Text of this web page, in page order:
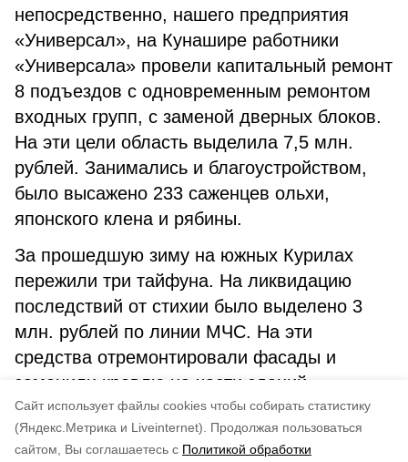
Cайт использует файлы cookies чтобы собирать статистику
(Яндекс.Метрика и Liveinternet).
Продолжая пользоваться
сайтом, Вы соглашаетесь с Политикой обработки
непосредственно, нашего предприятия
«Универсал», на Кунашире работники
«Универсала» провели капитальный ремонт
8 подъездов с одновременным ремонтом
входных групп, с заменой дверных блоков.
На эти цели область выделила 7,5 млн.
рублей. Занимались и благоустройством,
было высажено 233 саженцев ольхи,
японского клена и рябины.
За прошедшую зиму на южных Курилах
пережили три тайфуна. На ликвидацию
последствий от стихии было выделено 3
млн. рублей по линии МЧС. На эти
средства отремонтировали фасады и
заменили кровлю на части зданий.